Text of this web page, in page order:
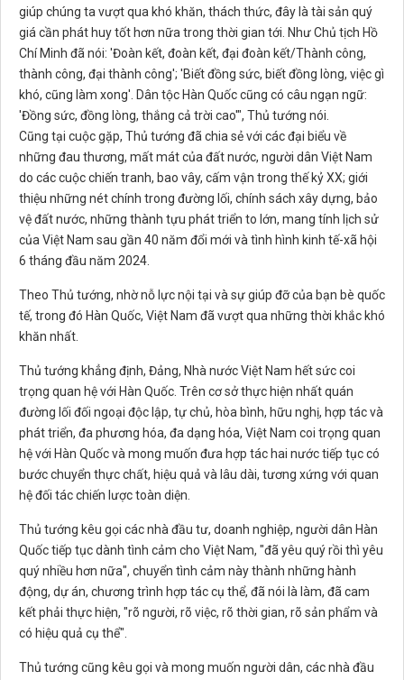
giúp chúng ta vượt qua khó khăn, thách thức, đây là tài sản quý
giá cần phát huy tốt hơn nữa trong thời gian tới. Như Chủ tịch Hồ
Chí Minh đã nói: 'Đoàn kết, đoàn kết, đại đoàn kết/Thành công,
thành công, đại thành công'; 'Biết đồng sức, biết đồng lòng, việc gì
khó, cũng làm xong'. Dân tộc Hàn Quốc cũng có câu ngạn ngữ:
'Đồng sức, đồng lòng, thắng cả trời cao'", Thủ tướng nói.
Cũng tại cuộc gặp, Thủ tướng đã chia sẻ với các đại biểu về
những đau thương, mất mát của đất nước, người dân Việt Nam
do các cuộc chiến tranh, bao vây, cấm vận trong thế kỷ XX; giới
thiệu những nét chính trong đường lối, chính sách xây dựng, bảo
vệ đất nước, những thành tựu phát triển to lớn, mang tính lịch sử
của Việt Nam sau gần 40 năm đổi mới và tình hình kinh tế-xã hội
6 tháng đầu năm 2024.
Theo Thủ tướng, nhờ nỗ lực nội tại và sự giúp đỡ của bạn bè quốc
tế, trong đó Hàn Quốc, Việt Nam đã vượt qua những thời khắc khó
khăn nhất.
Thủ tướng khẳng định, Đảng, Nhà nước Việt Nam hết sức coi
trọng quan hệ với Hàn Quốc. Trên cơ sở thực hiện nhất quán
đường lối đối ngoại độc lập, tự chủ, hòa bình, hữu nghị, hợp tác và
phát triển, đa phương hóa, đa dạng hóa, Việt Nam coi trọng quan
hệ với Hàn Quốc và mong muốn đưa hợp tác hai nước tiếp tục có
bước chuyển thực chất, hiệu quả và lâu dài, tương xứng với quan
hệ đối tác chiến lược toàn diện.
Thủ tướng kêu gọi các nhà đầu tư, doanh nghiệp, người dân Hàn
Quốc tiếp tục dành tình cảm cho Việt Nam, "đã yêu quý rồi thì yêu
quý nhiều hơn nữa", chuyển tình cảm này thành những hành
động, dự án, chương trình hợp tác cụ thể, đã nói là làm, đã cam
kết phải thực hiện, "rõ người, rõ việc, rõ thời gian, rõ sản phẩm và
có hiệu quả cụ thể".
Thủ tướng cũng kêu gọi và mong muốn người dân, các nhà đầu